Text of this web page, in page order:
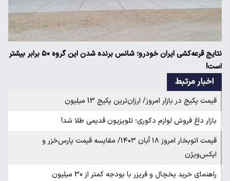
نتایج قرعه‌کشی ایران خودرو؛ شانس برنده شدن این گروه ۵۰ برابر بیشتر
است!
اخبار مرتبط
قیمت پکیج در بازار امروز/ ارزان‌ترین پکیج 13 میلیون
بازار داغ فروش لوازم دکوری؛ تلویزیون قدیمی طلا شد!
قیمت اتوبخار امروز ۱۸ آبان ۱۴۰۳/ مقایسه قیمت پارس‌خزر و
ایکس‌ویژن
راهنمای خرید یخچال و فریزر با بودجه کمتر از 30 میلیون